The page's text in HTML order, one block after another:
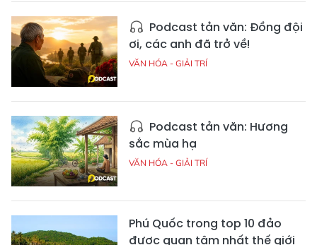
Podcast tản văn: Đồng đội
ơi, các anh đã trở về!
VĂN HÓA - GIẢI TRÍ
Podcast tản văn: Hương
sắc mùa hạ
VĂN HÓA - GIẢI TRÍ
Phú Quốc trong top 10 đảo
được quan tâm nhất thế giới